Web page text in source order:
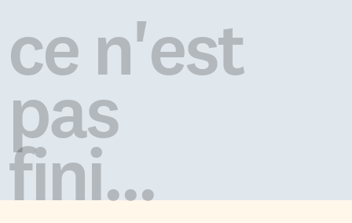
installée entre nous. C’est […]
assez. J’en appelle au […]
ce n'est
pas
fini...